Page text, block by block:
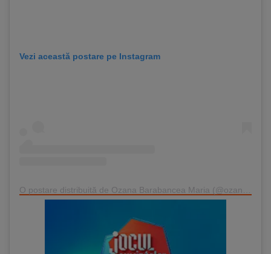
Vezi această postare pe Instagram